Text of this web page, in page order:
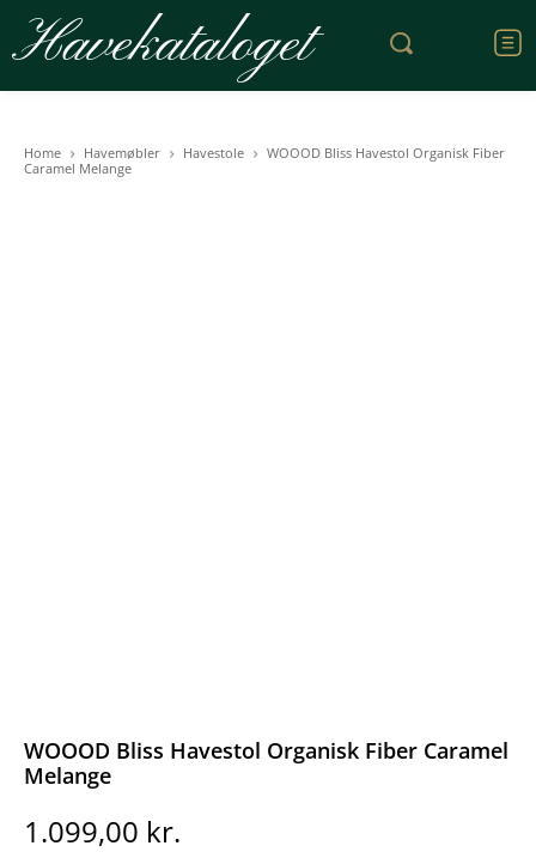
Havekataloget
Home Havemøbler Havestole
WOOOD Bliss Havestol Organisk Fiber
Caramel Melange
WOOOD Bliss Havestol Organisk Fiber Caramel
Melange
1.099,00 kr.